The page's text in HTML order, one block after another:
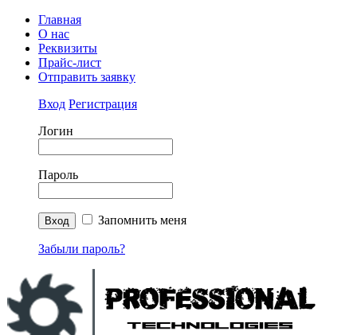
Главная
О нас
Реквизиты
Прайс-лист
Отправить заявку
Вход Регистрация
Логин
Пароль
Запомнить меня
Забыли пароль?